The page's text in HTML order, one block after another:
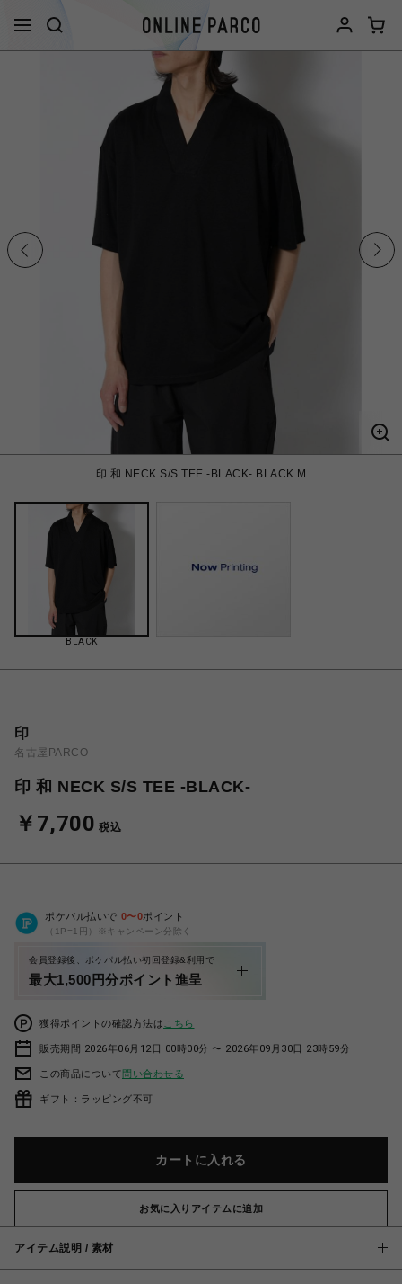
印 和 NECK S/S TEE -BLACK- BLACK M
BLACK
印
名古屋PARCO
印 和 NECK S/S TEE -BLACK-
￥7,700 税込
ポケパル払いで 0〜0ポイント
（1P=1円）※キャンペーン分除く
会員登録後、ポケパル払い初回登録&利用で
最大1,500円分ポイント進呈
獲得ポイントの確認方法は こちら
販売期間 2026年06月12日 00時00分 〜 2026年09月30日 23時59分
この商品について問い合わせる
ギフト：ラッピング不可
カートに入れる
お気に入りアイテムに追加
アイテム説明 / 素材